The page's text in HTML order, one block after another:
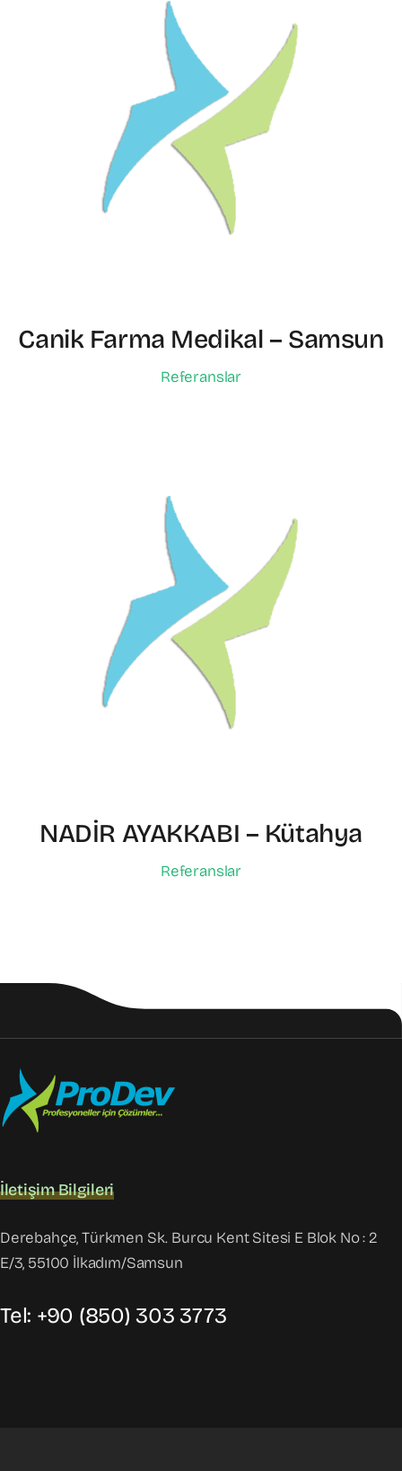
Canik Farma Medikal – Samsun
Referanslar
NADİR AYAKKABI – Kütahya
Referanslar
İletişim Bilgileri
Derebahçe, Türkmen Sk. Burcu Kent Sitesi E Blok No : 2
E/3, 55100 İlkadım/Samsun
Tel: +90 (850) 303 3773